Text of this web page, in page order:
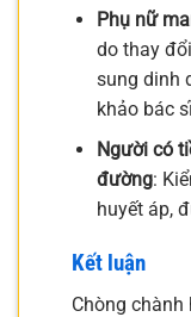
Phụ nữ
do thay
sung dinh
khảo bác
Người có
đường:
huyết áp,
Kết luận
Chòng chành